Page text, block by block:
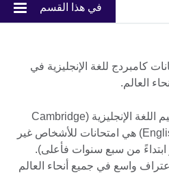
في هذا القسم
كامبردج للغة الإنجليزية في
العالم.
امتحانات مركز كامبردج لتقييم اللغة الإنجليزية (Cambridge
English Language Assessment) هي امتحانات للأشخاص غير
ابتداءً من سبع سنوات فأعلى).
واسع في جميع أنحاء العالم